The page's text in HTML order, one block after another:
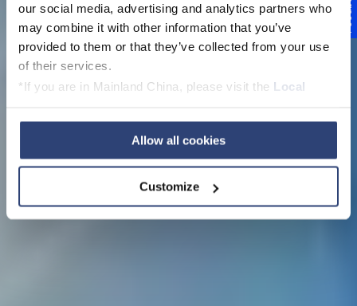
our social media, advertising and analytics partners who
may combine it with other information that you’ve
provided to them or that they’ve collected from your use
of their services.
*If you are in Mainland China, please visit the Local
Allow all cookies
Customize
Why digital?
Feedback